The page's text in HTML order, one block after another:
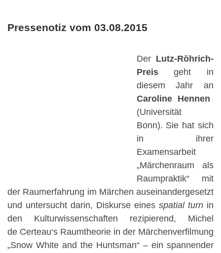
Pressenotiz vom 03.08.2015
Der Lutz-Röhrich-
Preisgeht in
diesem Jahr an
Caroline Hennen
(Universität
Bonn). Sie hat sich
in ihrer
Examensarbeit
„Märchenraum als
Raumpraktik“ mit
der Raumerfahrung im Märchen auseinandergesetzt
und untersucht darin, Diskurse eines spatial turn in
den Kulturwissenschaften rezipierend, Michel
de Certeau‘s Raumtheorie in der Märchenverfilmung
„Snow White and the Huntsman“ – ein spannender